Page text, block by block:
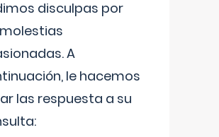
disculpas por
A
le hacemos
las respuesta a su